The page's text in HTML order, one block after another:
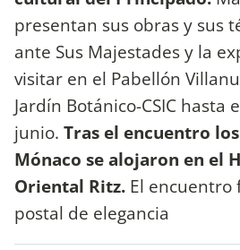
presentan sus obras y sus
ante Sus Majestades y la
visitar en el Pabellón
Jardín Botánico-CSIC hasta
junio. Tras el encuentro
Mónaco se alojaron en el
Oriental Ritz. El encuentro
postal de elegancia